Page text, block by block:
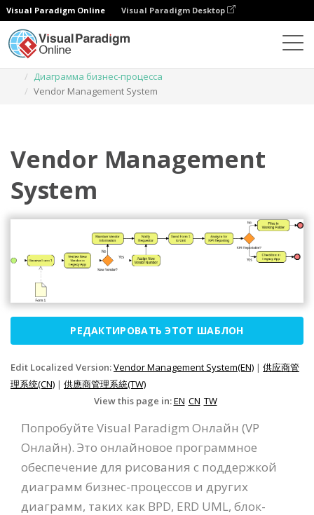
Visual Paradigm Online Visual Paradigm Desktop
Диаграмма бизнес-процесса
Vendor Management System
Vendor Management
System
РЕДАКТИРОВАТЬ ЭТОТ ШАБЛОН
Edit Localized Version:Vendor Management System(EN) | 供应商管
理系统(CN) | 供應商管理系統(TW)
View this page in:EN CN TW
Попробуйте Visual Paradigm Онлайн (VP
Онлайн). Это онлайновое программное
обеспечение для рисования с поддержкой
диаграмм бизнес-процессов и других
диаграмм, таких как BPD, ERD UML, блок-